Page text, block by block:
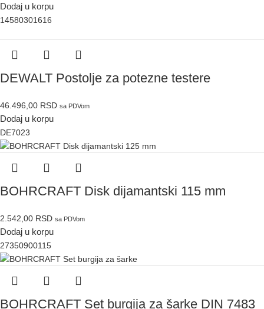
Dodaj u korpu
14580301616
DEWALT Postolje za potezne testere
46.496,00 RSD sa PDVom
Dodaj u korpu
DE7023
BOHRCRAFT Disk dijamantski 115 mm
2.542,00 RSD sa PDVom
Dodaj u korpu
27350900115
BOHRCRAFT Set burgija za šarke DIN 7483